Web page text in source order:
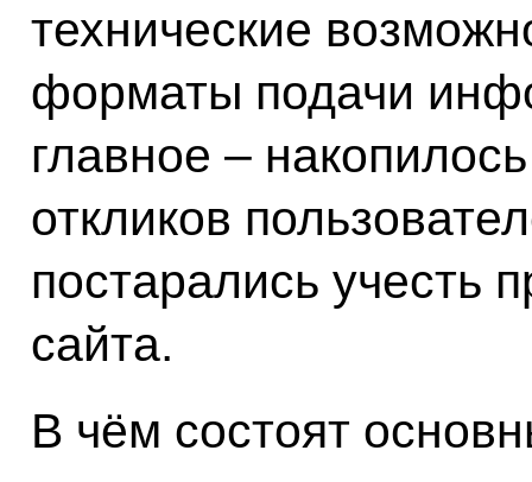
технические
форматы подачи
главное –
откликов
постарались учесть
сайта.
В чём состоят